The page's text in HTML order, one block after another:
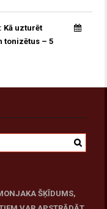
Kā uzturēt
tonizētus – 5
ŠĶĪDUMS,